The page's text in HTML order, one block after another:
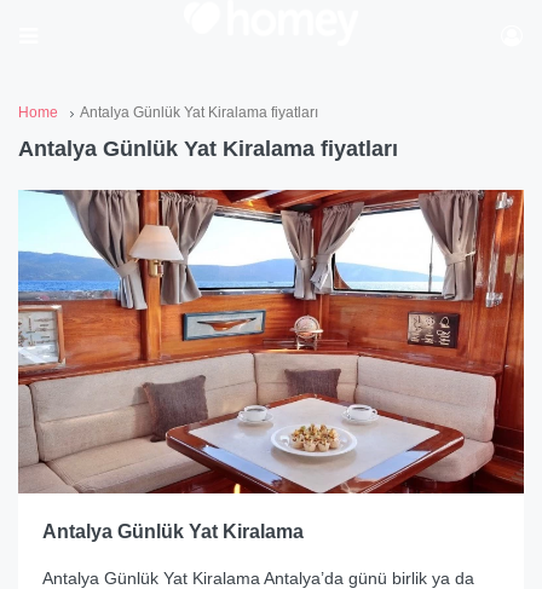
Home Antalya Günlük Yat Kiralama fiyatları
Antalya Günlük Yat Kiralama fiyatları
Antalya Günlük Yat Kiralama
Antalya Günlük Yat Kiralama Antalya’da günü birlik ya da